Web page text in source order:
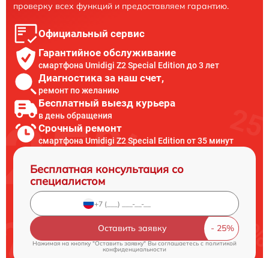
проверку всех функций и предоставляем гарантию.
Официальный сервис
Гарантийное обслуживание
смартфона Umidigi Z2 Special Edition до 3 лет
Диагностика за наш счет,
ремонт по желанию
Бесплатный выезд курьера
в день обращения
Срочный ремонт
смартфона Umidigi Z2 Special Edition от 35 минут
Бесплатная консультация со
специалистом
Оставить заявку
Нажимая на кнопку "Оставить заявку" Вы соглашаетесь c политикой
конфиденциальности